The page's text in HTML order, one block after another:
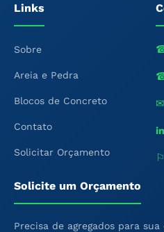
Links
Sobre
Areia e Pedra
Blocos de Concreto
Contato
Solicitar Orçamento
✉
in
⚐
Solicite um Orçamento
Precisa de agregados para